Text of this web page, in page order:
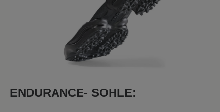
Review with rating of 3 out of 5 stars
Fast perfekter Allrounder
Ich habe mehrere High Performance
Schuhe, sowohl mit Mixed-
rutschige Sohle. Im Winter auf Eis -
ENDURANCE- SOHLE: